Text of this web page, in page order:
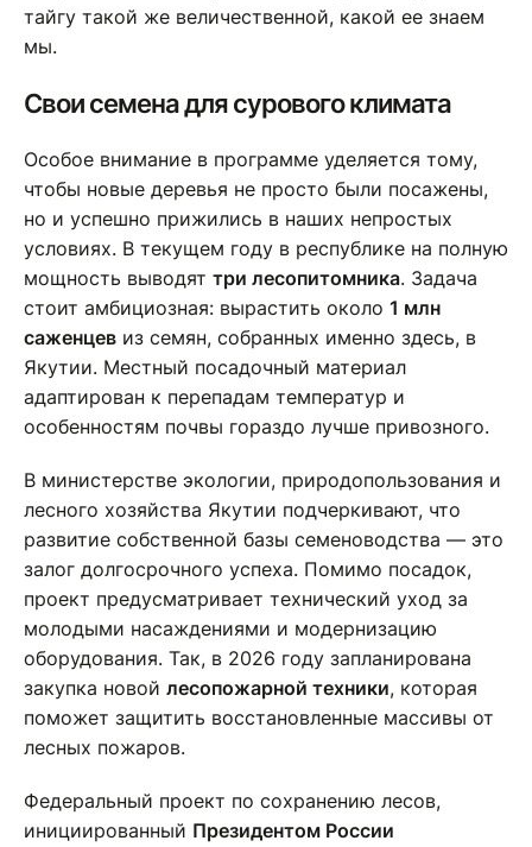
тайгу такой же величественной, какой ее знаем
мы.
Свои семена для сурового климата
Особое внимание в программе уделяется тому,
чтобы новые деревья не просто были посажены,
но и успешно прижились в наших непростых
условиях. В текущем году в республике на полную
мощность выводят три лесопитомника. Задача
стоит амбициозная: вырастить около 1 млн
саженцев из семян, собранных именно здесь, в
Якутии. Местный посадочный материал
адаптирован к перепадам температур и
особенностям почвы гораздо лучше привозного.
В министерстве экологии, природопользования и
лесного хозяйства Якутии подчеркивают, что
развитие собственной базы семеноводства — это
залог долгосрочного успеха. Помимо посадок,
проект предусматривает технический уход за
молодыми насаждениями и модернизацию
оборудования. Так, в 2026 году запланирована
закупка новой лесопожарной техники, которая
поможет защитить восстановленные массивы от
лесных пожаров.
Федеральный проект по сохранению лесов,
инициированный Президентом России